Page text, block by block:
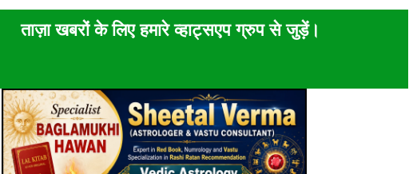
ताज़ा खबरों के लिए हमारे व्हाट्सएप ग्रुप से जुड़ें।